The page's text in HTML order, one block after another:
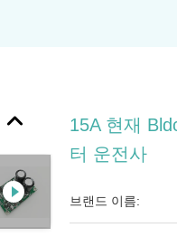
15A 현재
터 운전사
브랜드 이름: